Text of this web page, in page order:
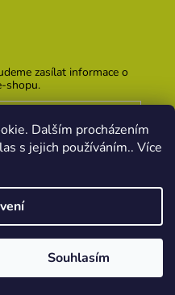
Dalším procházením
s jejich používáním.. Více
Souhlasím
zasílat informace o
shopu.
spodmínkami ochrany
PekneWeby